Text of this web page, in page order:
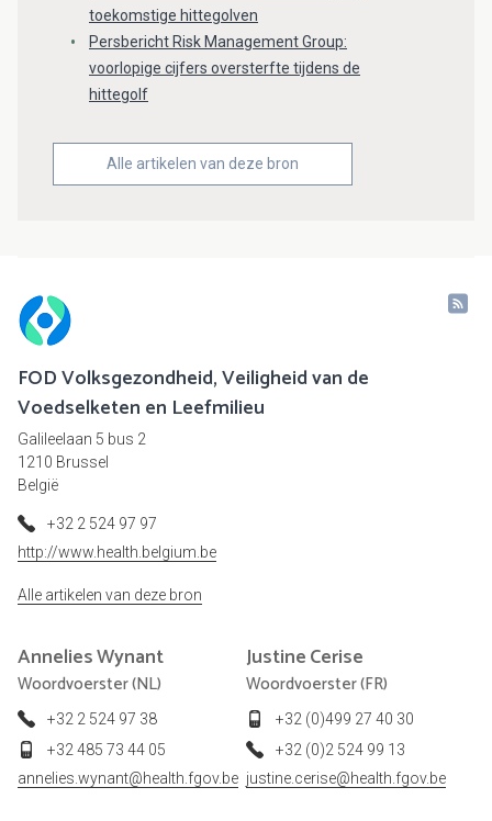
toekomstige hittegolven
Persbericht Risk Management Group:
voorlopige cijfers oversterfte tijdens de
hittegolf
Alle artikelen van deze bron
FOD Volksgezondheid, Veiligheid van de
Voedselketen en Leefmilieu
Galileelaan 5 bus 2
1210 Brussel
België
+32 2 524 97 97
http://www.health.belgium.be
Alle artikelen van deze bron
AnneliesWynant
Woordvoerster (NL)
+32 2 524 97 38
+32 485 73 44 05
annelies.wynant@health.fgov.be
JustineCerise
Woordvoerster (FR)
+32 (0)499 27 40 30
+32 (0)2 524 99 13
justine.cerise@health.fgov.be